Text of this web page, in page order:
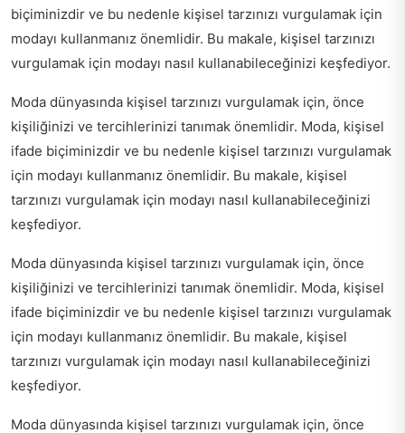
biçiminizdir ve bu nedenle kişisel tarzınızı vurgulamak için
modayı kullanmanız önemlidir. Bu makale, kişisel tarzınızı
vurgulamak için modayı nasıl kullanabileceğinizi keşfediyor.
Moda dünyasında kişisel tarzınızı vurgulamak için, önce
kişiliğinizi ve tercihlerinizi tanımak önemlidir. Moda, kişisel
ifade biçiminizdir ve bu nedenle kişisel tarzınızı vurgulamak
için modayı kullanmanız önemlidir. Bu makale, kişisel
tarzınızı vurgulamak için modayı nasıl kullanabileceğinizi
keşfediyor.
Moda dünyasında kişisel tarzınızı vurgulamak için, önce
kişiliğinizi ve tercihlerinizi tanımak önemlidir. Moda, kişisel
ifade biçiminizdir ve bu nedenle kişisel tarzınızı vurgulamak
için modayı kullanmanız önemlidir. Bu makale, kişisel
tarzınızı vurgulamak için modayı nasıl kullanabileceğinizi
keşfediyor.
Moda dünyasında kişisel tarzınızı vurgulamak için, önce